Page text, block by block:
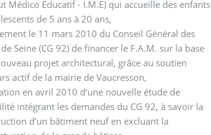
Médico Educatif - I.M.E) qui accueille des enfants
de 5 ans à 20 ans,
le 11 mars 2010 du Conseil Général des
Seine (CG 92) de financer le F.A.M. sur la base
projet architectural, grâce au soutien
actif de la mairie de Vaucresson,
en avril 2010 d’une nouvelle étude de
intégrant les demandes du CG 92, à savoir la
d’un bâtiment neuf en excluant la